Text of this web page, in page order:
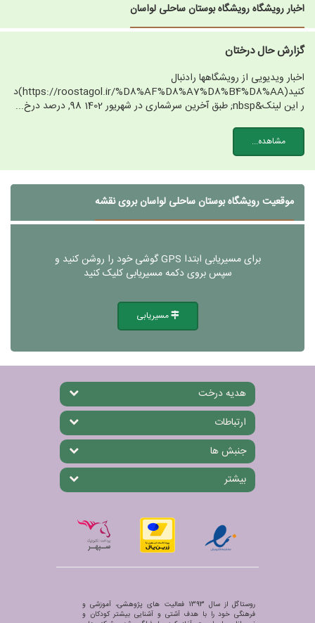
اخبار رویشگاه رویشگاه بوستان ساحلی لواسان
گزارش حال درختان
اخبار ویدیویی از رویشگاهها رادنبال
کنید(https://roostagol.ir/%D8%AF%D8%A7%D8%B4%D8%AA)د
ر این لینک&nbsp; طبق آخرین سرشماری در شهریور 1402 98, درصد درخ...
مشاهده...
موقعیت رویشگاه بوستان ساحلی لواسان بروی نقشه
برای مسیریابی ابتدا GPS گوشی خود را روشن کنید و
سپس بروی دکمه مسیریابی کلیک کنید
مسیریابی
هدیه درخت
ارتباطات
جنبش ها
بیشتر
روستاگل از سال 1393 فعالیت های پژوهشی، آموزشی و
فرهنگی خود را با هدف آشتی و آشنایی بیشتر کودکان و